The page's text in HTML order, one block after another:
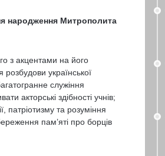
народження Митрополита
з акцентами на його
розбудови української
служіння
акторські здібності учнів;
патріотизму та розуміння
пам’яті про борців